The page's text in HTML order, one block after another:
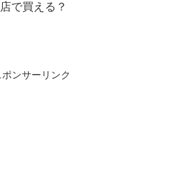
で買える？
ポンサーリンク